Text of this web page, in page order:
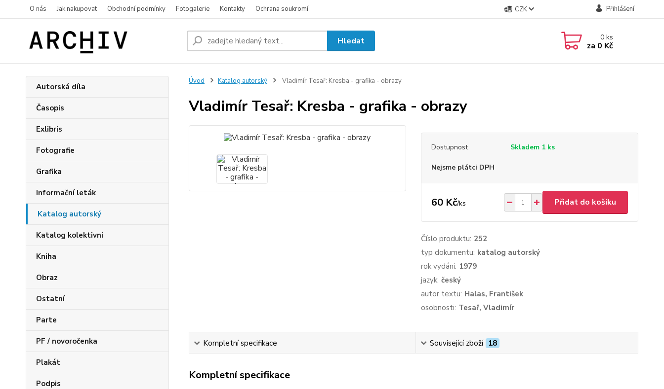
O nás Jak nakupovat Obchodní podmínky Fotogalerie Kontakty Ochrana soukromí CZK Přihlášení
Hledat 0ks
za 0 Kč
Autorská díla
Časopis
Exlibris
Fotografie
Grafika
Informační leták
Katalog autorský
Katalog kolektivní
Kniha
Obraz
Ostatní
Parte
PF / novoročenka
Plakát
Podpis
Úvod Katalog autorský Vladimír Tesař: Kresba - grafika - obrazy
Vladimír Tesař: Kresba - grafika - obrazy
Dostupnost Skladem 1 ks
Nejsme plátci DPH
60 Kč/ks Přidat do košíku
Číslo produktu: 252
typ dokumentu: katalog autorský
rok vydání: 1979
jazyk: český
autor textu: Halas, František
osobnosti: Tesař, Vladimír
Kompletní specifikace Související zboží 18
Kompletní specifikace